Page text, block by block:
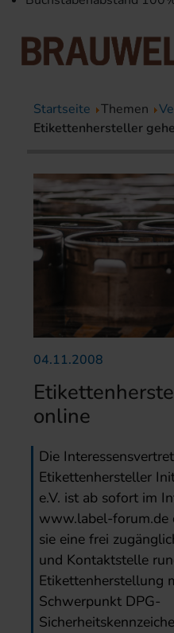
Startseite Themen
Etikettenhersteller
04.11.2008
online
Die
Etikettenhersteller
e.V. ist ab sofort im
www.label-forum.de
sie eine frei
und Kontaktstelle
Etikettenherstellung
Schwerpunkt DPG-